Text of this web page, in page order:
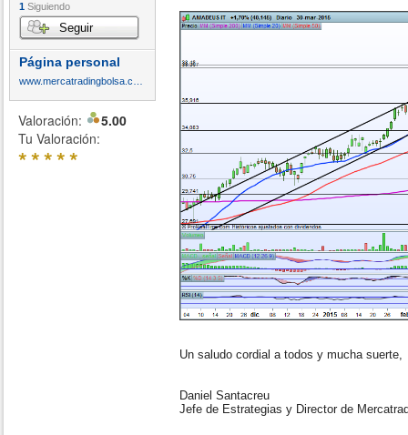
1 Siguiendo
Seguir
Página personal
Valoración:
5.00
Tu Valoración:
*****
Un saludo cordial a todos y mucha suerte,
Daniel Santacreu
Jefe de Estrategias y Director de